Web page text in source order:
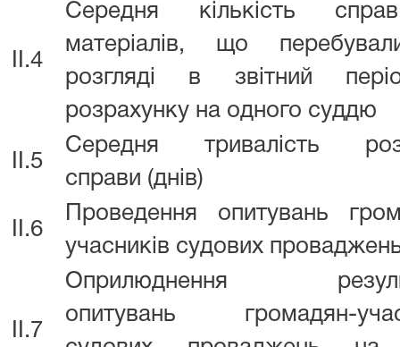
II.4
Середня кількість
матеріалів, що
розгляді в звітний
розрахунку на одного суддю
II.5
Середня тривалість
справи (днів)
II.6
Проведення опитувань
учасників судових
II.7
Оприлюднення
опитувань громадян-